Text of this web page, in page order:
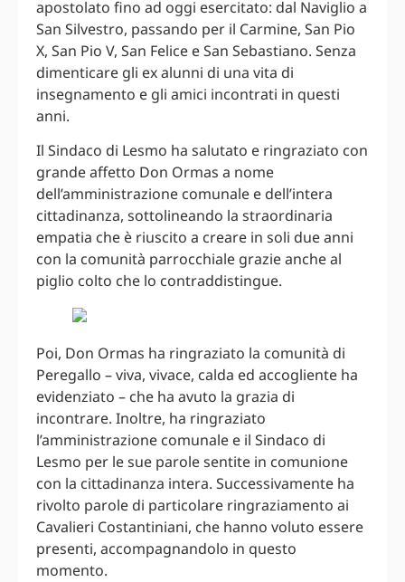
apostolato fino ad oggi esercitato: dal Naviglio a
San Silvestro, passando per il Carmine, San Pio
X, San Pio V, San Felice e San Sebastiano. Senza
dimenticare gli ex alunni di una vita di
insegnamento e gli amici incontrati in questi
anni.
Il Sindaco di Lesmo ha salutato e ringraziato con
grande affetto Don Ormas a nome
dell’amministrazione comunale e dell’intera
cittadinanza, sottolineando la straordinaria
empatia che è riuscito a creare in soli due anni
con la comunità parrocchiale grazie anche al
piglio colto che lo contraddistingue.
Poi, Don Ormas ha ringraziato la comunità di
Peregallo – viva, vivace, calda ed accogliente ha
evidenziato – che ha avuto la grazia di
incontrare. Inoltre, ha ringraziato
l’amministrazione comunale e il Sindaco di
Lesmo per le sue parole sentite in comunione
con la cittadinanza intera. Successivamente ha
rivolto parole di particolare ringraziamento ai
Cavalieri Costantiniani, che hanno voluto essere
presenti, accompagnandolo in questo
momento.